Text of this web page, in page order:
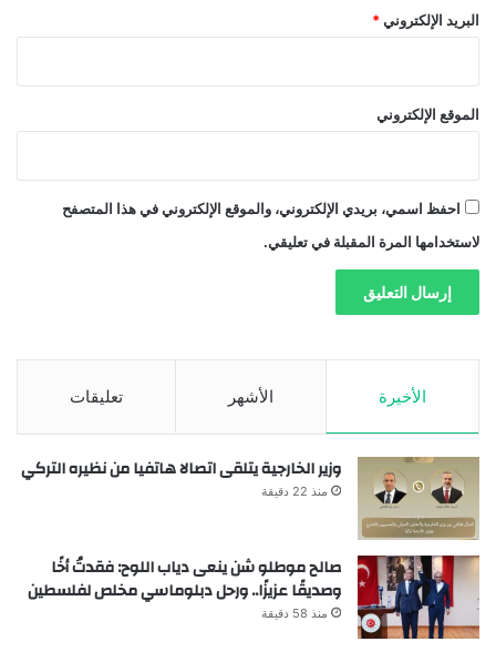
البريد الإلكتروني *
الموقع الإلكتروني
احفظ اسمي، بريدي الإلكتروني، والموقع الإلكتروني في هذا المتصفح
لاستخدامها المرة المقبلة في تعليقي.
الأخيرة الأشهر تعليقات
وزير الخارجية يتلقى اتصالا هاتفيا من نظيره التركي
منذ 22 دقيقة
صالح موطلو شن ينعى دياب اللوح: فقدتُ أخًا
وصديقًا عزيزًا.. ورحل دبلوماسي مخلص لفلسطين
منذ 58 دقيقة